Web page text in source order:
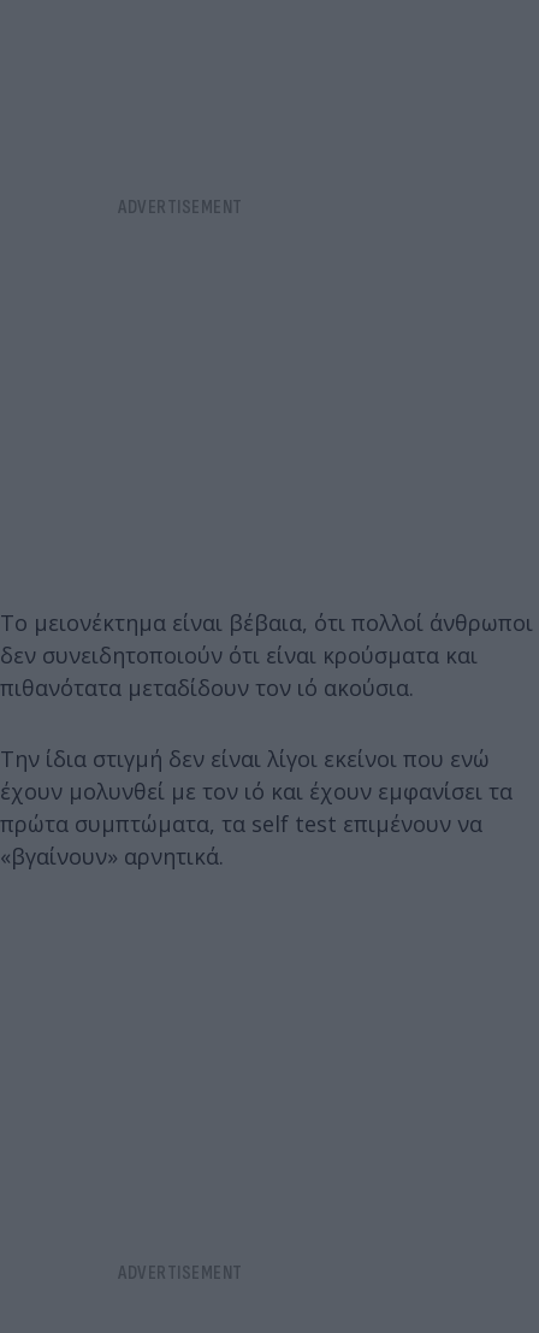
Το μειονέκτημα είναι βέβαια, ότι πολλοί άνθρωποι
δεν συνειδητοποιούν ότι είναι κρούσματα και
πιθανότατα μεταδίδουν τον ιό ακούσια.
Την ίδια στιγμή δεν είναι λίγοι εκείνοι που ενώ
έχουν μολυνθεί με τον ιό και έχουν εμφανίσει τα
πρώτα συμπτώματα, τα self test επιμένουν να
«βγαίνουν» αρνητικά.